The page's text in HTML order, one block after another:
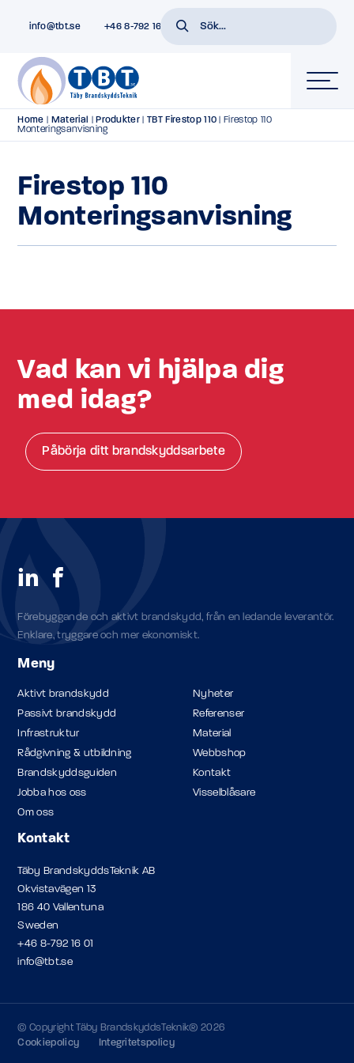
info@tbt.se +46 8-792 16 01
Home Material Produkter |TBT Firestop 110
Firestop 110
Monteringsanvisning
Firestop 110
Monteringsanvisning
Vad kan vi hjälpa dig
med idag?
Påbörja ditt brandskyddsarbete
Förebyggande och aktivt brandskydd, från en ledande leverantör.
Enklare, tryggare och mer ekonomiskt.
Meny
Aktivt brandskydd
Passivt brandskydd
Infrastruktur
Rådgivning & utbildning
Brandskyddsguiden
Jobba hos oss
Om oss
Nyheter
Referenser
Material
Webbshop
Kontakt
Visselblåsare
Kontakt
Täby BrandskyddsTeknik AB
Okvistavägen 13
186 40 Vallentuna
Sweden
+46 8-792 16 01
info@tbt.se
© Copyright Täby BrandskyddsTeknik® 2026
Cookiepolicy
Integritetspolicy